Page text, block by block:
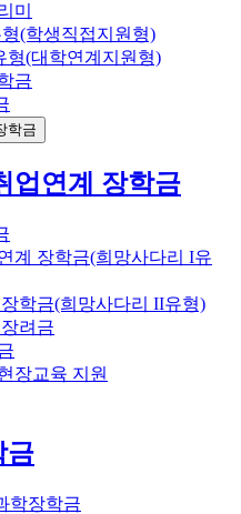
미
(학생직접지원형)
형(대학연계지원형)
금
학금
업연계 장학금
계 장학금(희망사다리 I유
학금(희망사다리 II유형)
려금
장교육 지원
금
학장학금